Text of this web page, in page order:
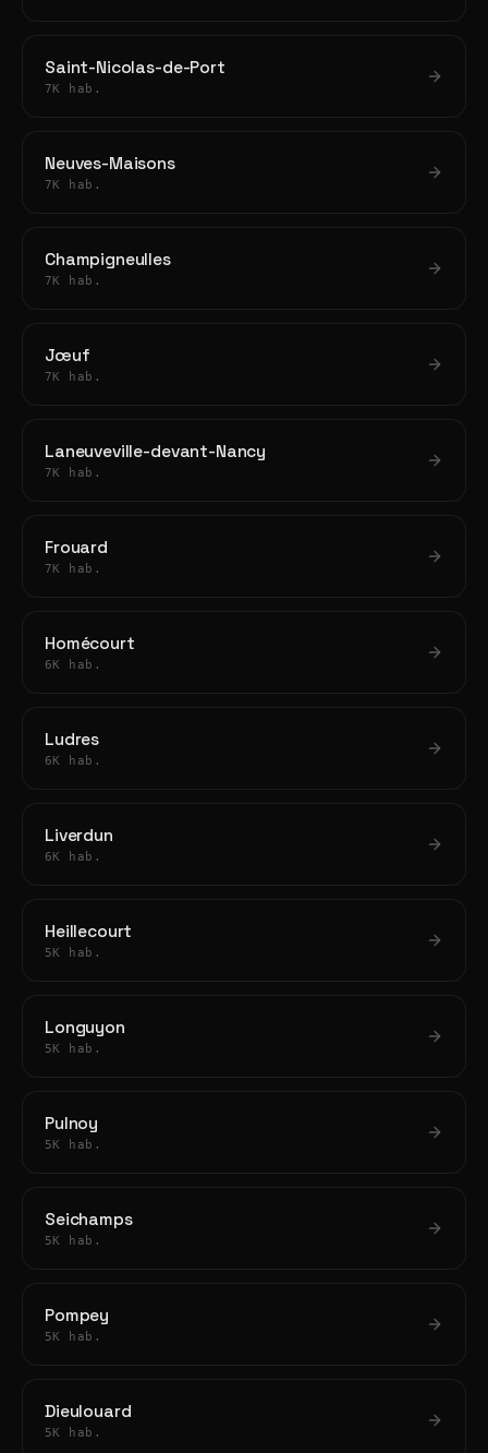
Saint-Nicolas-de-Port
7K hab.
Neuves-Maisons
7K hab.
Champigneulles
7K hab.
Jœuf
7K hab.
Laneuveville-devant-Nancy
7K hab.
Frouard
7K hab.
Homécourt
6K hab.
Ludres
6K hab.
Liverdun
6K hab.
Heillecourt
5K hab.
Longuyon
5K hab.
Pulnoy
5K hab.
Seichamps
5K hab.
Pompey
5K hab.
Dieulouard
5K hab.